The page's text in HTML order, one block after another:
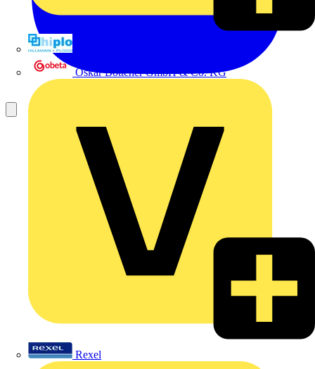
Oskar Böttcher GmbH & Co. KG
Rexel